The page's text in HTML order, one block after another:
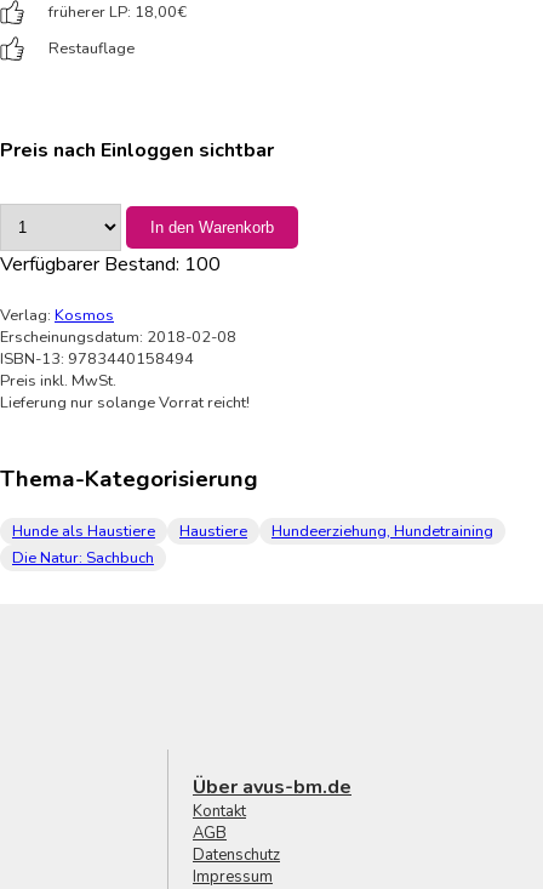
früherer LP: 18,00€
Restauflage
Preis nach Einloggen sichtbar
In den Warenkorb
Verfügbarer Bestand: 100
Verlag: Kosmos
Erscheinungsdatum: 2018-02-08
ISBN-13: 9783440158494
Preis inkl. MwSt.
Lieferung nur solange Vorrat reicht!
Thema-Kategorisierung
Hunde als Haustiere Haustiere
Hundeerziehung, Hundetraining
Die Natur: Sachbuch
Über avus-bm.de
Kontakt
AGB
Datenschutz
Impressum